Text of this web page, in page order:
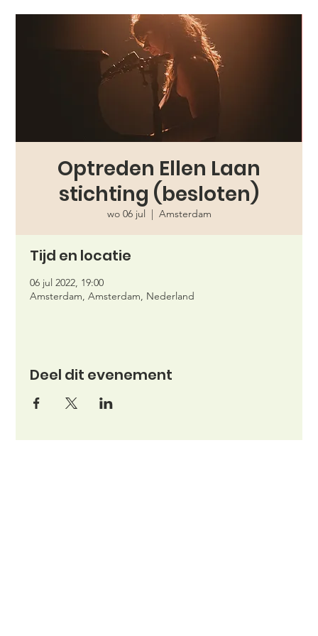
Optreden Ellen Laan
stichting (besloten)
wo 06 jul
  |
Amsterdam
Tijd en locatie
06 jul 2022, 19:00
Amsterdam, Amsterdam, Nederland
Deel dit evenement